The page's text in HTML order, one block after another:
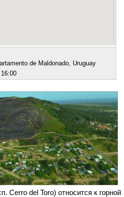
de Maldonado, Uruguay
Cerro del Toro) относится к горной